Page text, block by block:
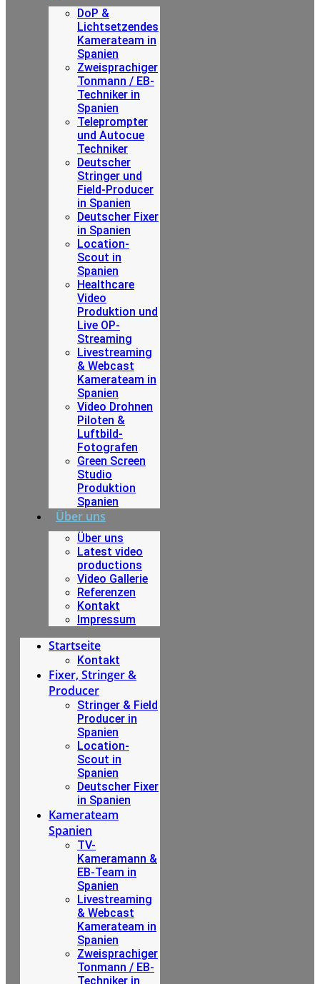
DoP &
Lichtsetzendes
Kamerateam in
Spanien
Zweisprachiger
Tonmann / EB-
Techniker in
Spanien
Teleprompter
und Autocue
Techniker
Deutscher
Stringer und
Field-Producer
in Spanien
Deutscher Fixer
in Spanien
Location-
Scout in
Spanien
Healthcare
Video
Produktion und
Live OP-
Streaming
Livestreaming
& Webcast
Kamerateam in
Spanien
Video Drohnen
Piloten &
Luftbild-
Fotografen
Green Screen
Studio
Produktion
Spanien
Über uns
Über uns
Latest video
productions
Video Gallerie
Referenzen
Kontakt
Impressum
Startseite
Kontakt
Fixer, Stringer &
Producer
Stringer & Field
Producer in
Spanien
Location-
Scout in
Spanien
Deutscher Fixer
in Spanien
Kamerateam
Spanien
TV-
Kameramann &
EB-Team in
Spanien
Livestreaming
& Webcast
Kamerateam in
Spanien
Zweisprachiger
Tonmann / EB-
Techniker in